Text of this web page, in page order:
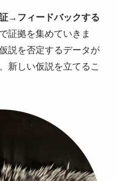
→フィードバックする
証拠を集めていきま
説を否定するデータが
新しい仮説を立てるこ